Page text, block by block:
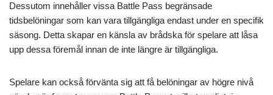
Dessutom innehåller vissa Battle Pass begränsade
tidsbelöningar som kan vara tillgängliga endast under en specifik
säsong. Detta skapar en känsla av brådska för spelare att låsa
upp dessa föremål innan de inte längre är tillgängliga.
Spelare kan också förvänta sig att få belöningar av högre nivå